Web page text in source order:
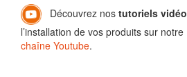
Découvrez nos tutoriels vidéo
l’installation de vos produits sur notre
chaîne Youtube.